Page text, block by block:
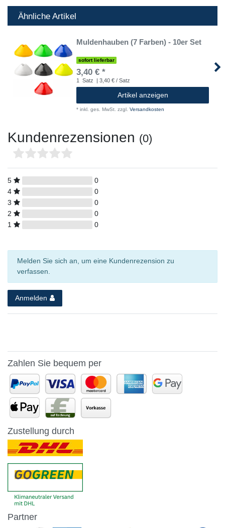
Ähnliche Artikel
Muldenhauben (7 Farben) - 10er Set
sofort lieferbar
3,40 € *
1 Satz | 3,40 € / Satz
Artikel anzeigen
* inkl. ges. MwSt. zzgl. Versandkosten
Kundenrezensionen (0)
5
0
4
0
3
0
2
0
1
0
Melden Sie sich an, um eine Kundenrezension zu
verfassen.
Anmelden
Zahlen Sie bequem per
Zustellung durch
Partner